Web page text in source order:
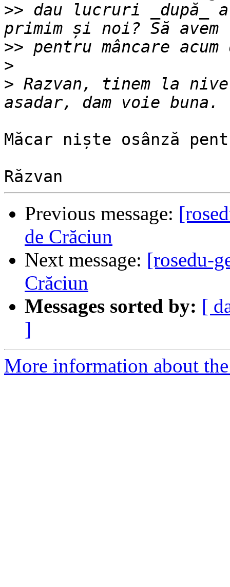
>> dau lucruri
>>
>
> Razvan, tinem la
Măcar niște osânză
Previous message:
de Crăciun
Next message: [rosedu-
Crăciun
Messages sorted by: [
]
More information about